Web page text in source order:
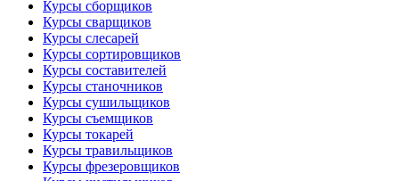
Курсы сборщиков
Курсы сварщиков
Курсы слесарей
Курсы сортировщиков
Курсы составителей
Курсы станочников
Курсы сушильщиков
Курсы съемщиков
Курсы токарей
Курсы травильщиков
Курсы фрезеровщиков